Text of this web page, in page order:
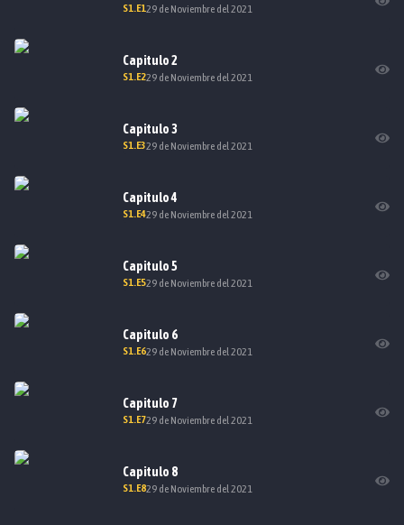
S1.E129 de Noviembre del 2021
Capitulo2
S1.E229 de Noviembre del 2021
Capitulo3
S1.E329 de Noviembre del 2021
Capitulo4
S1.E429 de Noviembre del 2021
Capitulo5
S1.E529 de Noviembre del 2021
Capitulo 6
S1.E629 de Noviembre del 2021
Capitulo 7
S1.E729 de Noviembre del 2021
Capitulo 8
S1.E829 de Noviembre del 2021